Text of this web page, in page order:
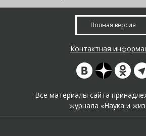
Полная версия
Контактная
Все материалы сайта
журнала «Наука и